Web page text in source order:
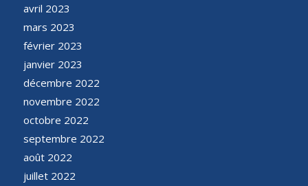
avril 2023
mars 2023
février 2023
janvier 2023
décembre 2022
novembre 2022
octobre 2022
septembre 2022
août 2022
juillet 2022